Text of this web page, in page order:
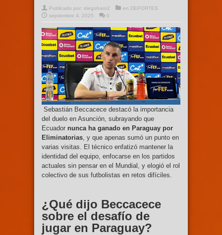
Publicado por: diegoharo2 en DEPORTES
septiembre 4, 2025
0
Sebastián Beccacece destacó la importancia
del duelo en Asunción, subrayando que
Ecuador nunca ha ganado en Paraguay por
Eliminatorias , y que apenas sumó un punto en
varias visitas. El técnico enfatizó mantener la
identidad del equipo, enfocarse en los partidos
actuales sin pensar en el Mundial, y elogió el rol
colectivo de sus futbolistas en retos difíciles.
¿Qué dijo Beccacece
sobre el desafío de
jugar en Paraguay?